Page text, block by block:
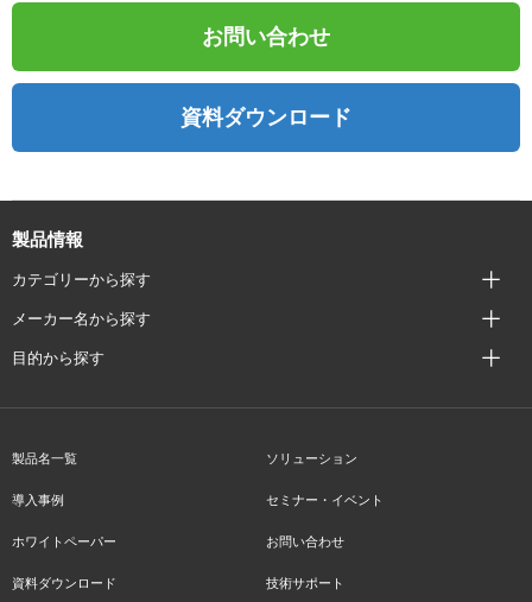
お問い合わせ
資料ダウンロード
製品情報
カテゴリーから探す
メーカー名から探す
目的から探す
製品名一覧 ソリューション
導入事例 セミナー・イベント
ホワイトペーパー お問い合わせ
資料ダウンロード 技術サポート